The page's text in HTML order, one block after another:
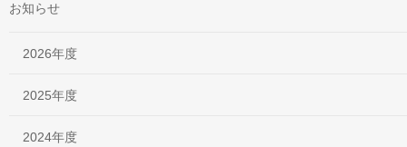
お知らせ
2026年度
2025年度
2024年度